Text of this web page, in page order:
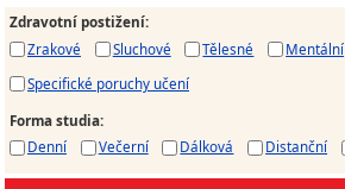
Zdravotní postižení:
Zrakové
Sluchové Tělesné
Mentální
Specifické poruchy učení
Forma studia:
Denní
Večerní Dálková Distanční